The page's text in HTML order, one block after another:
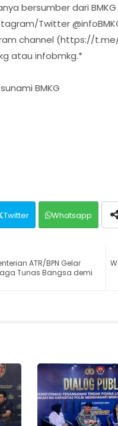
bersumber dari
Twitter
channel (https://t.me/
atau infobmkg.*
BMKG
Twitter Whatsapp
ATR/BPN Gelar
Tunas Bangsa demi